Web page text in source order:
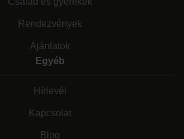
Rendezvények
Ajánlatok
Egyéb
Hírlevél
Kapcsolat
Blog